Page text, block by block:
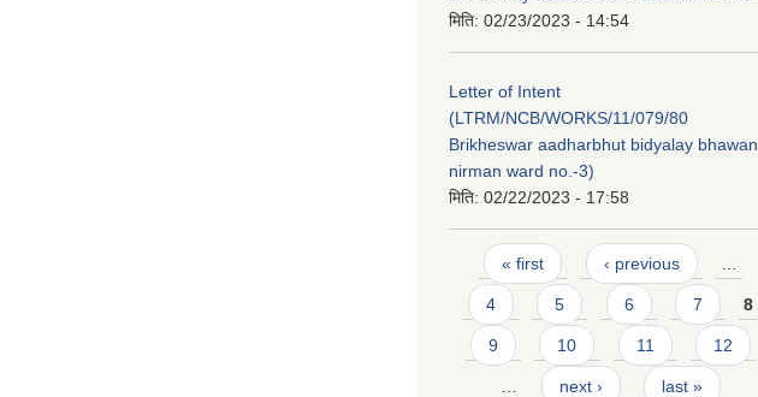
मिति: 02/23/2023 - 14:54
Letter of Intent
(LTRM/NCB/WORKS/11/079/80
Brikheswar aadharbhut bidyalay bhawan
nirman ward no.-3)
मिति: 02/22/2023 - 17:58
Pages
« first ‹ previous
4 5 6 7 8
9 10 11 12
next › last »